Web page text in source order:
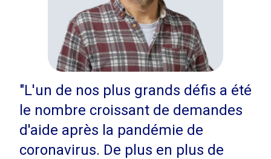
"L'un de nos plus grands défis a été
le nombre croissant de demandes
d'aide après la pandémie de
coronavirus. De plus en plus de